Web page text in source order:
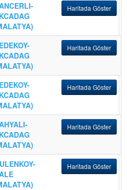
Haritada Göster
Haritada Göster
Haritada Göster
Haritada Göster
Haritada Göster